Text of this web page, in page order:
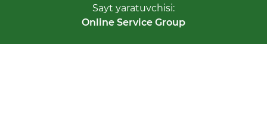
Sayt yaratuvchisi:
Online Service Group